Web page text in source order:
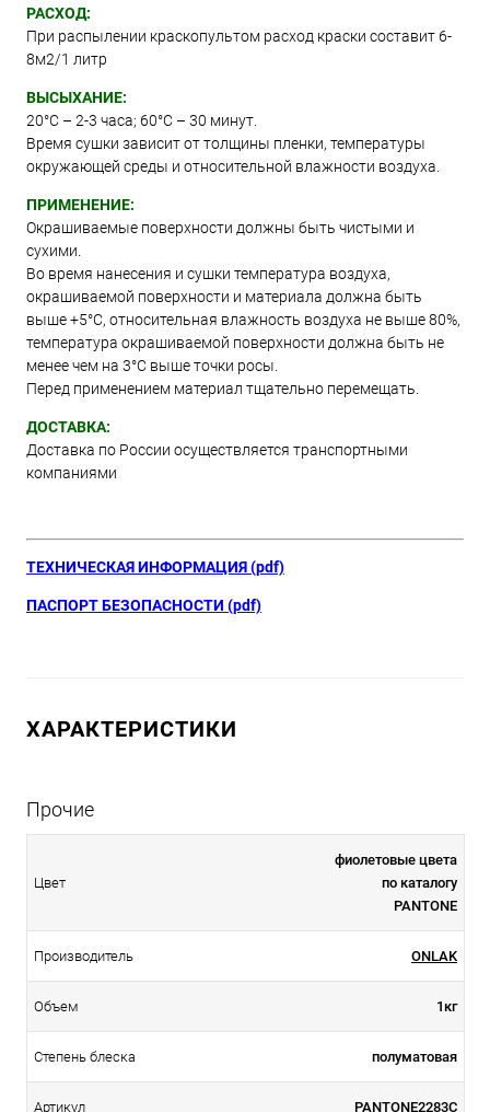
РАСХОД:
При распылении краскопультом расход краски составит 6-
8м2/1 литр
ВЫСЫХАНИЕ:
20°С – 2-3 часа; 60°С – 30 минут.
Время сушки зависит от толщины пленки, температуры
окружающей среды и относительной влажности воздуха.
ПРИМЕНЕНИЕ:
Окрашиваемые поверхности должны быть чистыми и
сухими.
Во время нанесения и сушки температура воздуха,
окрашиваемой поверхности и материала должна быть
выше +5°C, относительная влажность воздуха не выше 80%,
температура окрашиваемой поверхности должна быть не
менее чем на 3°C выше точки росы.
Перед применением материал тщательно перемещать.
ДОСТАВКА:
Доставка по России осуществляется транспортными
компаниями
ТЕХНИЧЕСКАЯ ИНФОРМАЦИЯ (pdf)
ПАСПОРТ БЕЗОПАСНОСТИ (pdf)
ХАРАКТЕРИСТИКИ
Прочие
Цвет
фиолетовые цвета
по каталогу
PANTONE
Производитель ONLAK
Объем 1кг
Степень блеска полуматовая
Артикул PANTONE2283C